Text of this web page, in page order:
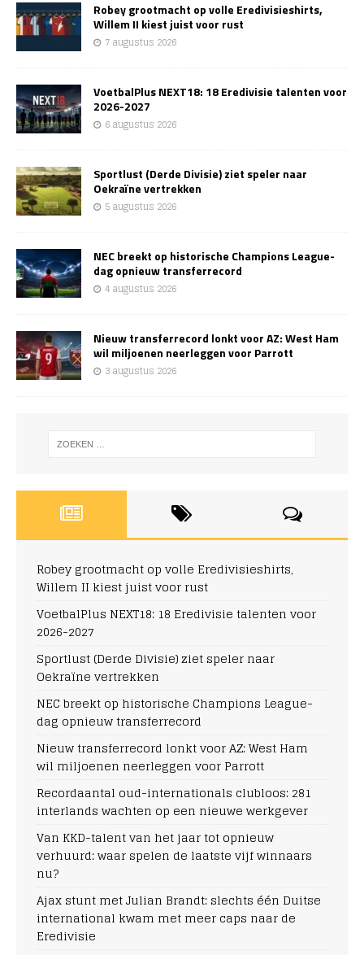
Robey grootmacht op volle Eredivisieshirts,
Willem II kiest juist voor rust
7 augustus 2026
VoetbalPlus NEXT18: 18 Eredivisie talenten voor
2026-2027
6 augustus 2026
Sportlust (Derde Divisie) ziet speler naar
Oekraïne vertrekken
5 augustus 2026
NEC breekt op historische Champions League-
dag opnieuw transferrecord
4 augustus 2026
Nieuw transferrecord lonkt voor AZ: West Ham
wil miljoenen neerleggen voor Parrott
3 augustus 2026
Robey grootmacht op volle Eredivisieshirts,
Willem II kiest juist voor rust
VoetbalPlus NEXT18: 18 Eredivisie talenten voor
2026-2027
Sportlust (Derde Divisie) ziet speler naar
Oekraïne vertrekken
NEC breekt op historische Champions League-
dag opnieuw transferrecord
Nieuw transferrecord lonkt voor AZ: West Ham
wil miljoenen neerleggen voor Parrott
Recordaantal oud-internationals clubloos: 281
interlands wachten op een nieuwe werkgever
Van KKD-talent van het jaar tot opnieuw
verhuurd: waar spelen de laatste vijf winnaars
nu?
Ajax stunt met Julian Brandt: slechts één Duitse
international kwam met meer caps naar de
Eredivisie